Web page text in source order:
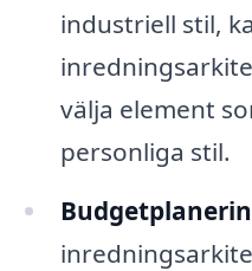
industriell stil,
välja element
personliga stil.